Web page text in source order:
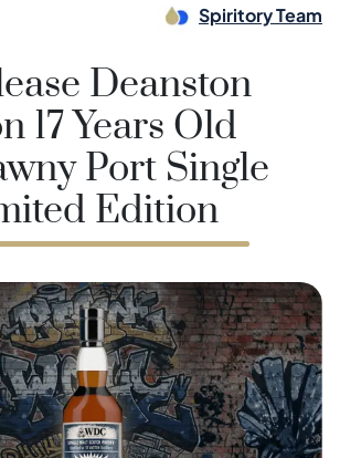
Spiritory Team
Deanston
17 Years Old
Port Single
Edition